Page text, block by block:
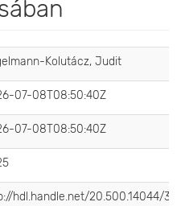
Kolutácz, Judit
07-08T08:50:40Z
07-08T08:50:40Z
hdl.handle.net/20.500.14044/